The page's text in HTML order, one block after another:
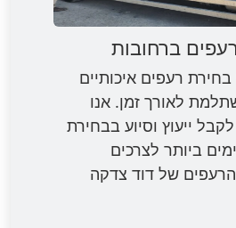
ברחובות
בחירת רעפים איכותיים
לאורך זמן. אנו
ייעוץ וסיוע בבחירת
ביותר לצרכים
של דוד צדקה